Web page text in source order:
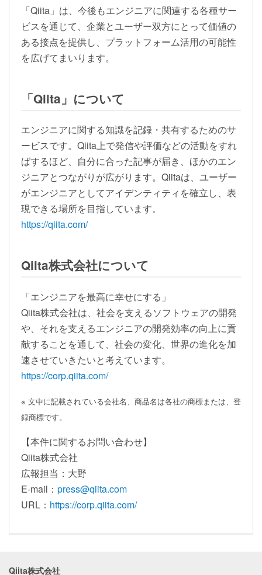
「Qiita」は、今後もエンジニアに関連する各種サー
ビスを通じて、企業とユーザー双方にとって価値の
ある接点を提供し、プラットフォーム活用の可能性
を広げてまいります。
「Qiita」について
エンジニアに関する知識を記録・共有するためのサ
ービスです。Qiita上で発信や評価などの活動をすれ
ばするほど、自分に合った記事が届き、ほかのエン
ジニアとつながりが広がります。Qiitaは、ユーザー
がエンジニアとしてアイデンティティを確立し、表
現できる場所を目指しています。
https://qiita.com/
Qiita株式会社について
「エンジニアを最高に幸せにする」
Qiita株式会社は、社会を支えるソフトウェアの開発
や、それを支えるエンジニアの開発効率の向上に貢
献することを通して、社会の変化、世界の進化を加
速させていきたいと考えています。
https://corp.qiita.com/
※ 文中に記載されている会社名、商品名は各社の商標または、登
録商標です。
【本件に関するお問い合わせ】
Qiita株式会社
広報担当：大野
E-mail： press@qiita.com
URL： https://corp.qiita.com/
Qiita株式会社